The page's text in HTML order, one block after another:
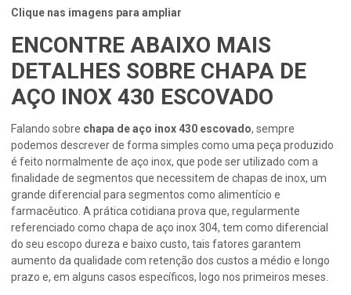
Clique nas imagens para ampliar
ENCONTRE ABAIXO MAIS
DETALHES SOBRE CHAPA DE
AÇO INOX 430 ESCOVADO
Falando sobre chapa de aço inox 430 escovado, sempre
podemos descrever de forma simples como uma peça produzido
é feito normalmente de aço inox, que pode ser utilizado com a
finalidade de segmentos que necessitem de chapas de inox, um
grande diferencial para segmentos como alimentício e
farmacêutico. A prática cotidiana prova que, regularmente
referenciado como chapa de aço inox 304, tem como diferencial
do seu escopo dureza e baixo custo, tais fatores garantem
aumento da qualidade com retenção dos custos a médio e longo
prazo e, em alguns casos específicos, logo nos primeiros meses.